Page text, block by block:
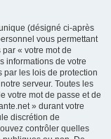
(désigné ci-après
vous permettant
« votre mot de
informations de votre
par les lois de protection
serveur. Toutes les
votre mot de passe et de
» durant votre
discrétion de
contrôler quelles